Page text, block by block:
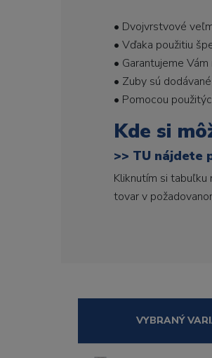
• Dvojvrstvové
• Vďaka použitiu
• Garantujeme
• Zuby sú
• Pomocou
Kde si
>> TU nájdete
Kliknutím si
tovar v
VYBRANÝ